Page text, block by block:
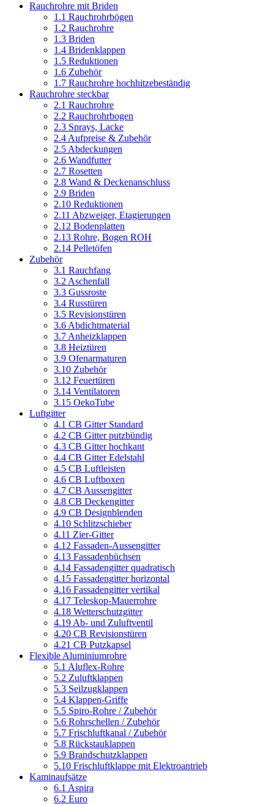
Rauchrohre mit Briden
1.1 Rauchrohrbögen
1.2 Rauchrohre
1.3 Briden
1.4 Bridenklappen
1.5 Reduktionen
1.6 Zubehör
1.7 Rauchrohre hochhitzebeständig
Rauchrohre steckbar
2.1 Rauchrohre
2.2 Rauchrohrbogen
2.3 Sprays, Lacke
2.4 Aufpreise & Zubehör
2.5 Abdeckungen
2.6 Wandfutter
2.7 Rosetten
2.8 Wand & Deckenanschluss
2.9 Briden
2.10 Reduktionen
2.11 Abzweiger, Etagierungen
2.12 Bodenplatten
2.13 Rohre, Bogen ROH
2.14 Pelletöfen
Zubehör
3.1 Rauchfang
3.2 Aschenfall
3.3 Gussroste
3.4 Russtüren
3.5 Revisionstüren
3.6 Abdichtmaterial
3.7 Anheizklappen
3.8 Heiztüren
3.9 Ofenarmaturen
3.10 Zubehör
3.12 Feuertüren
3.14 Ventilatoren
3.15 OekoTube
Luftgitter
4.1 CB Gitter Standard
4.2 CB Gitter putzbündig
4.3 CB Gitter hochkant
4.4 CB Gitter Edelstahl
4.5 CB Luftleisten
4.6 CB Luftboxen
4.7 CB Aussengitter
4.8 CB Deckengitter
4.9 CB Designblenden
4.10 Schlitzschieber
4.11 Zier-Gitter
4.12 Fassaden-Aussengitter
4.13 Fassadenbüchsen
4.14 Fassadengitter quadratisch
4.15 Fassadengitter horizontal
4.16 Fassadengitter vertikal
4.17 Teleskop-Mauerrohre
4.18 Wetterschutzgitter
4.19 Ab- und Zuluftventil
4.20 CB Revisionstüren
4.21 CB Putzkapsel
Flexible Aluminiumrohre
5.1 Aluflex-Rohre
5.2 Zuluftklappen
5.3 Seilzugklappen
5.4 Klappen-Griffe
5.5 Spiro-Rohre / Zubehör
5.6 Rohrschellen / Zubehör
5.7 Frischluftkanal / Zubehör
5.8 Rückstauklappen
5.9 Brandschutzklappen
5.10 Frischluftklappe mit Elektroantrieb
Kaminaufsätze
6.1 Aspira
6.2 Euro